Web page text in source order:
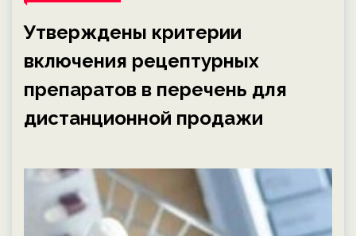
Утверждены критерии
включения рецептурных
препаратов в перечень для
дистанционной продажи